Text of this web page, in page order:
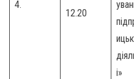
4.
12.20
і»